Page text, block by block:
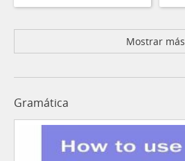
Mostrar más
Gramática